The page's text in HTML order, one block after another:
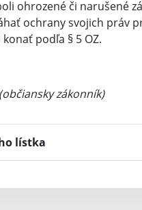
ohrozené či narušené
ochrany svojich práv
podľa § 5 OZ.
zákonník)
lístka